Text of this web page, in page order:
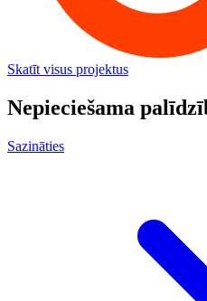
Skatīt visus projektus
Nepieciešama
Sazināties